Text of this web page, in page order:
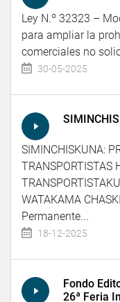
Ley N.º 32323 –
para ampliar la
comerciales no
30-05-2025
SIMINCHISKUNA:
TRANSPORTISTAS
WATAKAMA
Permanente...
18-12-2025
Fondo
26ª Feria